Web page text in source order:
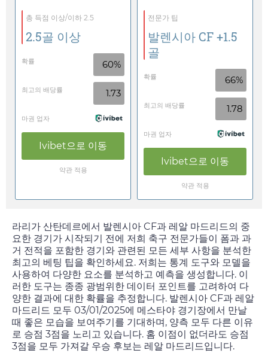
총 득점 이상/이하 2.5
2.5골 이상
확률 60%
최고의 배당률 1.73
마권 업자
Ivibet으로 이동
약관 적용
전문가 팁
발렌시아 CF +1.5
골
확률 66%
최고의 배당률 1.78
마권 업자
Ivibet으로 이동
약관 적용
라리가 산탄데르에서 발렌시아 CF과 레알 마드리드의 중
요한 경기가 시작되기 전에 저희 축구 전문가들이 폼과 과
거 전적을 포함한 경기와 관련된 모든 세부 사항을 분석한
최고의 베팅 팁을 확인하세요. 저희는 통계 도구와 모델을
사용하여 다양한 요소를 분석하고 예측을 생성합니다. 이
러한 도구는 종종 광범위한 데이터 포인트를 고려하여 다
양한 결과에 대한 확률을 추정합니다. 발렌시아 CF과 레알
마드리드 모두 03/01/2025에 메스타야 경기장에서 만날
때 좋은 모습을 보여주기를 기대하며, 양측 모두 다른 이유
로 승점 3점을 노리고 있습니다. 홈 이점이 없더라도 승점
3점을 모두 가져갈 우승 후보는 레알 마드리드입니다.